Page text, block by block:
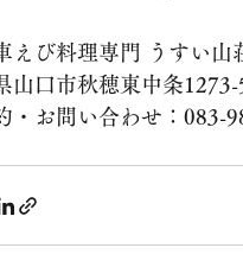
えび料理専門 うすい山
山口市秋穂東中条1273-
・お問い合わせ：083-